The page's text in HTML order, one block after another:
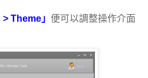
Theme」 便可以調整操作介面